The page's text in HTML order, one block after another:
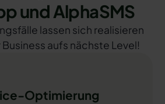
und AlphaSMS
lassen sich realisieren
aufs nächste Level!
Optimierung